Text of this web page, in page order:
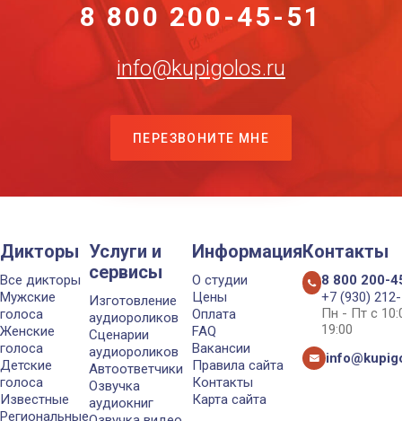
8 800 200-45-51
info@kupigolos.ru
ПЕРЕЗВОНИТЕ МНЕ
Дикторы
Все дикторы
Мужские
голоса
Женские
голоса
Детские
голоса
Известные
Региональные
Услуги и
сервисы
Изготовление
аудиороликов
Сценарии
аудиороликов
Автоответчики
Озвучка
аудиокниг
Информация
О студии
Цены
Оплата
FAQ
Вакансии
Правила сайта
Контакты
Карта сайта
Контакты
8 800 200-
+7 (930)
Пн - Пт с
19:00